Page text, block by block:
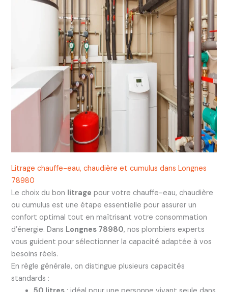
Litrage chauffe-eau, chaudière et cumulus dans Longnes
78980
Le choix du bon litrage pour votre chauffe-eau, chaudière
ou cumulus est une étape essentielle pour assurer un
confort optimal tout en maîtrisant votre consommation
d’énergie. Dans Longnes 78980, nos plombiers experts
vous guident pour sélectionner la capacité adaptée à vos
besoins réels.
En règle générale, on distingue plusieurs capacités
standards :